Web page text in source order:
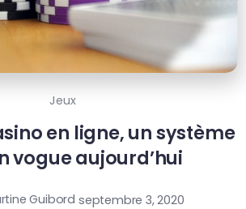
Jeux
en ligne, un système
vogue aujourd’hui
Guibord septembre 3, 2020